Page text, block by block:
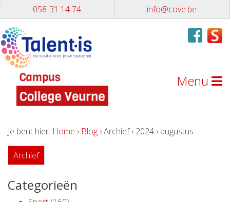
058-31 14 74 info@cove.be
Menu
Je bent hier: Home › Blog › Archief › 2024 › augustus
Archief
Categorieën